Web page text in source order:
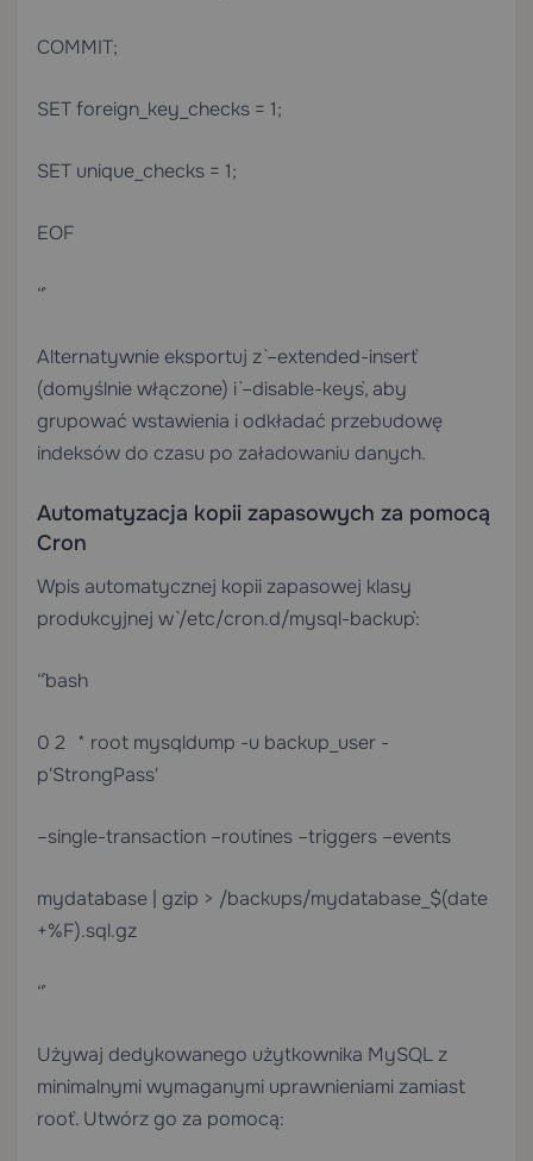
COMMIT;
SET foreign_key_checks = 1;
SET unique_checks = 1;
EOF
“`
Alternatywnie eksportuj z `–extended-insert`
(domyślnie włączone) i `–disable-keys`, aby
grupować wstawienia i odkładać przebudowę
indeksów do czasu po załadowaniu danych.
Automatyzacja kopii zapasowych za pomocą
Cron
Wpis automatycznej kopii zapasowej klasy
produkcyjnej w `/etc/cron.d/mysql-backup`:
“`bash
0 2 * * * root mysqldump -u backup_user -
p'StrongPass'
–single-transaction –routines –triggers –events
mydatabase | gzip > /backups/mydatabase_$(date
+%F).sql.gz
“`
Używaj dedykowanego użytkownika MySQL z
minimalnymi wymaganymi uprawnieniami zamiast
`root`. Utwórz go za pomocą: